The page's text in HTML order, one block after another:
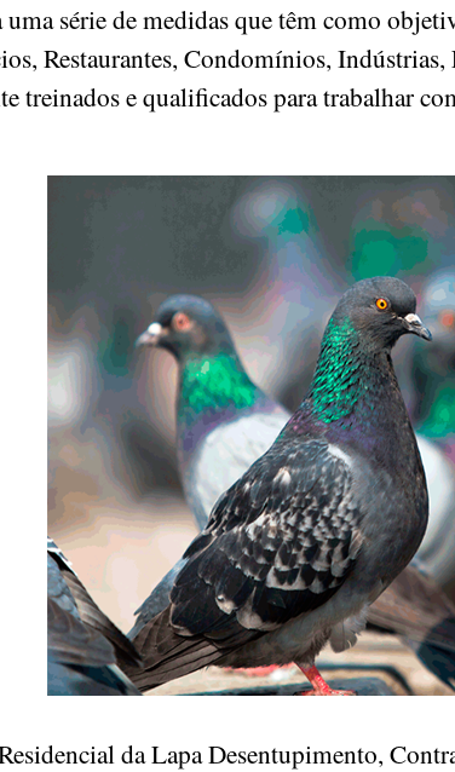
série de medidas que têm como
Restaurantes, Condomínios,
treinados e qualificados para trabalhar
da Lapa Desentupimento,